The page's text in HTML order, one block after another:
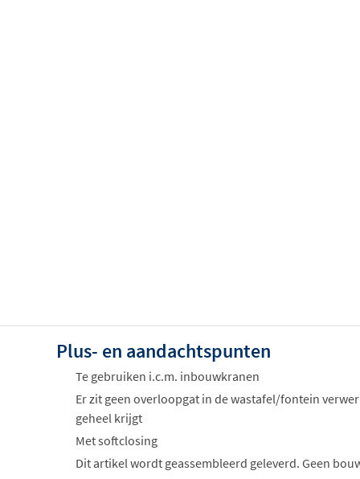
Plus- en aandachtspunten
Te gebruiken i.c.m. inbouwkranen
Er zit geen overloopgat in de wastafel/fontein
geheel krijgt
Met softclosing
Dit artikel wordt geassembleerd geleverd. Geen